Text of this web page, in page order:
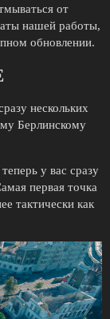
от
нашей работы,
обновлении.
нескольких
Берлинскому
у вас сразу
первая точка
тактически как